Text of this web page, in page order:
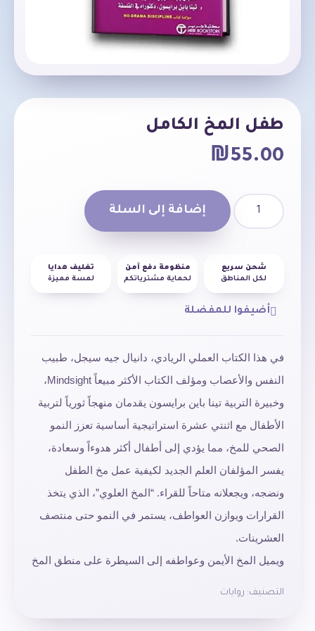
طفل المخ الكامل
₪55.00
إضافة إلى السلة
شحن سريع
لكل المناطق
منظومة دفع آمن
لحماية مشترياتكم
تغليف هدايا
لمسة مميزة
أضيفوا للمفضلة
في هذا الكتاب العملي الريادي، دانيال جيه سيجل، طبيب
النفس والأعصاب ومؤلف الكتاب الأكثر مبيعاً
،
وخبيرة التربية تينا باين برايسون يقدمان منهجاً ثورياً لتربية
الأطفال مع اثنتي عشرة استراتيجية أساسية تعزز النمو
الصحي للمخ، مما يؤدي إلى أطفال أكثر هدوءاً وسعادة،
يفسر المؤلفان العلم الجديد لكيفية عمل مخ الطفل
ونضجه، ويجعلانه متاحاً للقراء. “المخ العلوي”، الذي يتخذ
القرارات ويوازن العواطف، يستمر في النمو حتى منتصف
العشرينات.
ويميل المخ الأيمن وعواطفه إلى السيطرة على منطق المخ
التصنيف: روايات